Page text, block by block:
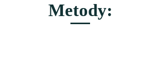
Metody: